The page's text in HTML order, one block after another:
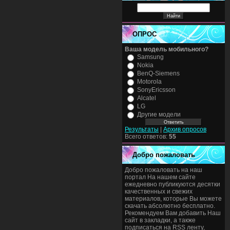
ОПРОС
Ваша модель мобильного?
Samsung
Nokia
BenQ-Siemens
Motorola
SonyEricsson
Alcatel
LG
Другие модели
Результаты
Архив опросов
Всего ответов: 55
Добро пожаловать
Добро пожаловать на наш
портал На нашем сайте
ежедневно публикуются десятки
качественных и свежих
материалов, которые Вы можете
скачать абсолютно бесплатно.
Рекомендуем Вам добавить Наш
сайт в закладки, а также
подписаться на RSS ленту,